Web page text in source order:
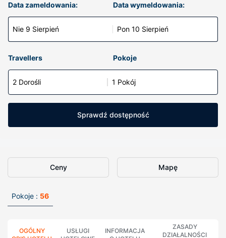
Data zameldowania:
Nie 9 Sierpień
Data wymeldowania:
Pon 10 Sierpień
Travellers Pokoje
2 Dorośli 1 Pokój
Sprawdź dostępność
Ceny Mapę
Pokoje : 56
OGÓLNY
USŁUGI
INFORMACJA
ZASADY
DZIAŁALNOŚCI